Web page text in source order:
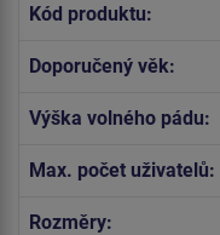
Kód produktu:
Doporučený věk:
Výška volného pádu:
Max. počet uživatelů:
Rozměry: